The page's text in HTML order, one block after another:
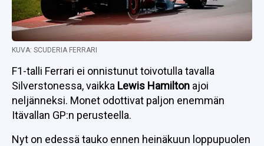
KUVA: SCUDERIA FERRARI
F1-talli Ferrari ei onnistunut toivotulla tavalla
Silverstonessa, vaikka Lewis Hamilton ajoi
neljänneksi. Monet odottivat paljon enemmän
Itävallan GP:n perusteella.
Nyt on edessä tauko ennen heinäkuun loppupuolen